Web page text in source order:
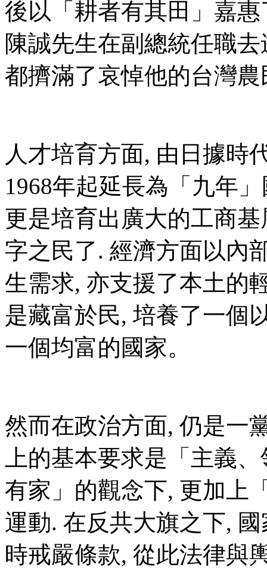
後以「耕者有其田」嘉
陳誠先生在副總統任職
都擠滿了哀悼他的台灣農
人才培育方面, 由日據時
1968年起延長為「九年
更是培育出廣大的工商
字之民了. 經濟方面以內
生需求, 亦支援了本土的
是藏富於民, 培養了一個
一個均富的國家。
然而在政治方面, 仍是一
上的基本要求是「主義
有家」的觀念下, 更加上
運動. 在反共大旗之下,
時戒嚴條款, 從此法律與